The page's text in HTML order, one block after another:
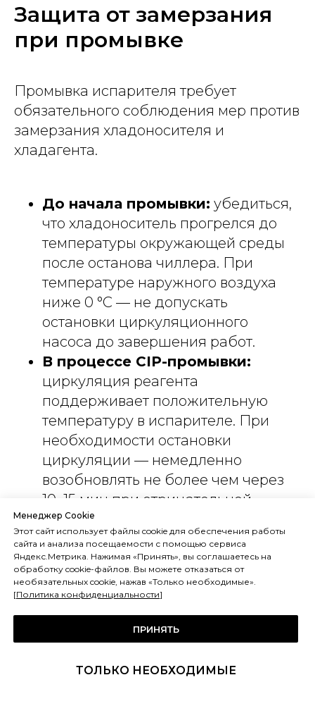
Защита от замерзания
при промывке
Промывка испарителя требует
обязательного соблюдения мер против
замерзания хладоносителя и
хладагента.
До начала промывки: убедиться,
что хладоноситель прогрелся до
температуры окружающей среды
после останова чиллера. При
температуре наружного воздуха
ниже 0 °C — не допускать
остановки циркуляционного
насоса до завершения работ.
В процессе CIP-промывки:
циркуляция реагента
поддерживает положительную
температуру в испарителе. При
необходимости остановки
циркуляции — немедленно
возобновлять не более чем через
10–15 мин при отрицательной
наружной температуре.
Хладагент:при рекуперации
хладагента из испарителя для
механической чистки — убедиться,
что все трубки полностью
освобождены от хладоносителя
перед повторной заправкой.
Менеджер Cookie
Этот сайт использует файлы cookie для обеспечения работы
сайта и анализа посещаемости с помощью сервиса
Яндекс.Метрика. Нажимая «Принять», вы соглашаетесь на
обработку cookie-файлов. Вы можете отказаться от
необязательных cookie, нажав «Только необходимые».
[Политика конфиденциальности]
ПРИНЯТЬ
ТОЛЬКО НЕОБХОДИМЫЕ